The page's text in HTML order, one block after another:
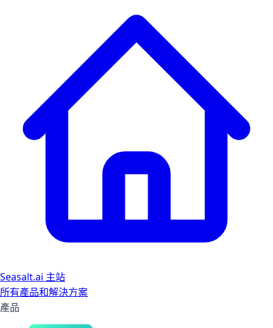
Seasalt.ai 主站
所有產品和解決方案
產品